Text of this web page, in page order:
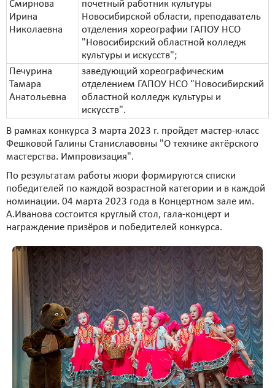
Смирнова
Ирина
Николаевна
почетный работник культуры
Новосибирской области, преподаватель
отделения хореографии ГАПОУ НСО
"Новосибирский областной колледж
культуры и искусств";
Печурина
Тамара
Анатольевна
заведующий хореографическим
отделением ГАПОУ НСО "Новосибирский
областной колледж культуры и
искусств".
В рамках конкурса 3 марта 2023 г. пройдет мастер-класс
Фешковой Галины Станиславовны "О технике актёрского
мастерства. Импровизация".
По результатам работы жюри формируются списки
победителей по каждой возрастной категории и в каждой
номинации. 04 марта 2023 года в Концертном зале им.
А.Иванова состоится круглый стол, гала-концерт и
награждение призёров и победителей конкурса.